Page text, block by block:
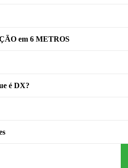
em 6 METROS
é DX?